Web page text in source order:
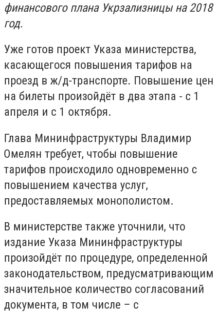
финансового плана Укрзализницы на 2018
год.
Уже готов проект Указа министерства,
касающегося повышения тарифов на
проезд в ж/д-транспорте. Повышение цен
на билеты произойдёт в два этапа - с 1
апреля и с 1 октября.
Глава Мининфраструктуры Владимир
Омелян требует, чтобы повышение
тарифов происходило одновременно с
повышением качества услуг,
предоставляемых монополистом.
В министерстве также уточнили, что
издание Указа Мининфраструктуры
произойдёт по процедуре, определенной
законодательством, предусматривающим
значительное количество согласований
документа, в том числе – с